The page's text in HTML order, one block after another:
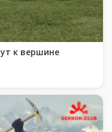
к вершине